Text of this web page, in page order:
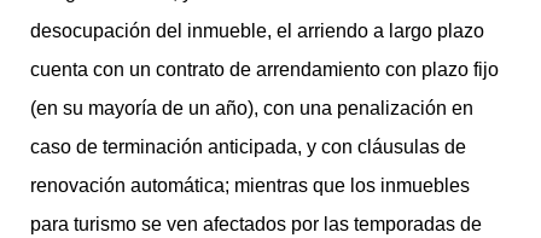
desocupación del inmueble, el arriendo a largo plazo
cuenta con un contrato de arrendamiento con plazo fijo
(en su mayoría de un año), con una penalización en
caso de terminación anticipada, y con cláusulas de
renovación automática; mientras que los inmuebles
para turismo se ven afectados por las temporadas de